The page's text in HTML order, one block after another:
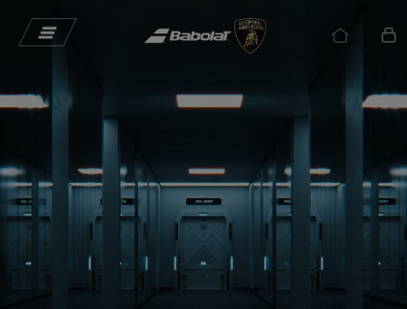
メインコンテンツへスキップ
フッターへスキップ